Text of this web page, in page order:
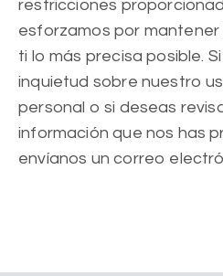
restricciones
esforzamos por
ti lo más precisa posible.
inquietud sobre nuestro
personal o si deseas
información que nos has
envíanos un correo